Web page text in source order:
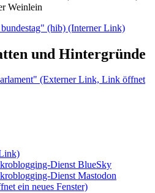
Weinlein
(hib) (Interner Link)
und Hintergründe
(Externer Link, Link öffnet
Dienst BlueSky
Dienst Mastodon
ein neues Fenster)